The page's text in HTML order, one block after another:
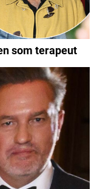
som terapeut